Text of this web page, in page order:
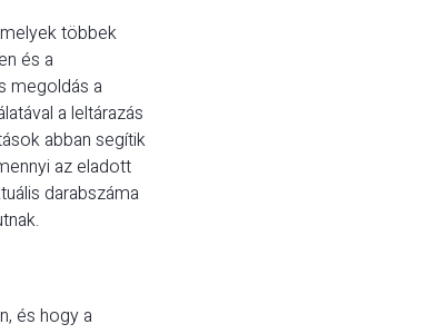
többek
és a
megoldás a
a leltárazás
abban segítik
az eladott
darabszáma
és hogy a